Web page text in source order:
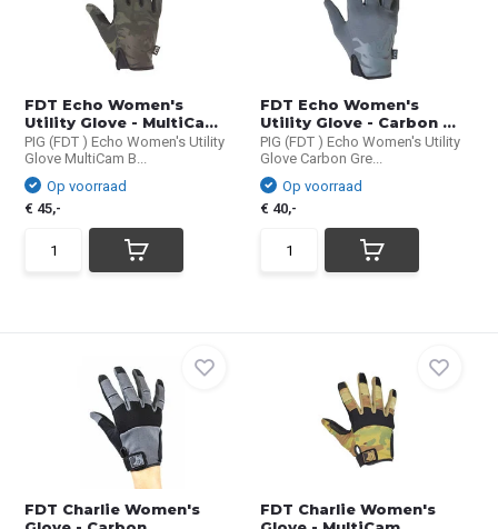
FDT Echo Women's
Utility Glove - MultiCa...
PIG (FDT ) Echo Women's Utility
Glove MultiCam B...
Op voorraad
€ 45,-
FDT Echo Women's
Utility Glove - Carbon ...
PIG (FDT ) Echo Women's Utility
Glove Carbon Gre...
Op voorraad
€ 40,-
FDT Charlie Women's
FDT Charlie Women's